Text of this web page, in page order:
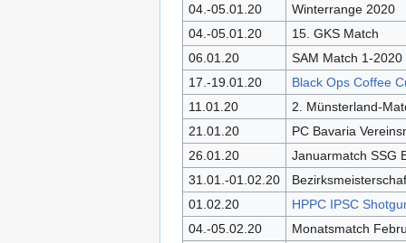
04.-05.01.20
Winterrange 2020
04.-05.01.20
15. GKS Match
06.01.20
SAM Match 1-2020
17.-19.01.20
Black Ops Coffee
11.01.20
2. Münsterland-
21.01.20
PC Bavaria
26.01.20
Januarmatch SSG
31.01.-01.02.20
01.02.20
HPPC IPSC
04.-05.02.20
Monatsmatch